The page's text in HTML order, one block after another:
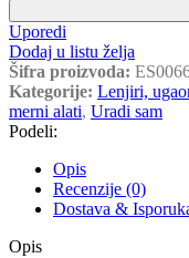
Uporedi
Dodaj u listu želja
Šifra proizvoda:
Kategorije: Lenjiri,
merni alati, Uradi sam
Podeli:
Opis
Recenzije (0)
Dostava &
Opis